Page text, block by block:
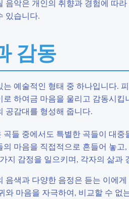
악은 개인의 취향과 경험에 따
있습니다.
감동
예술적인 형태 중 하나입니다.
하여금 마음을 울리고 감동시
공감대를 형성해 줍니다.
들 중에서도 특별한 곡들이 대
마음을 직접적으로 흔들어 놓
지 감정을 일으키며, 각자의 삶과
색과 다양한 음정은 듣는 이에
마음을 자극하여, 비교할 수 없